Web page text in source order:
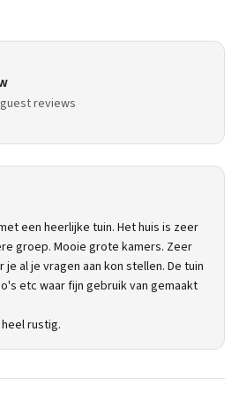
reviews
een heerlijke tuin. Het huis is zeer
groep. Mooie grote kamers. Zeer
al je vragen aan kon stellen. De tuin
etc waar fijn gebruik van gemaakt
rustig.